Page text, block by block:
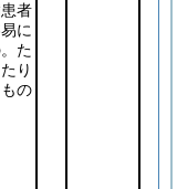
者
に
た
り
の